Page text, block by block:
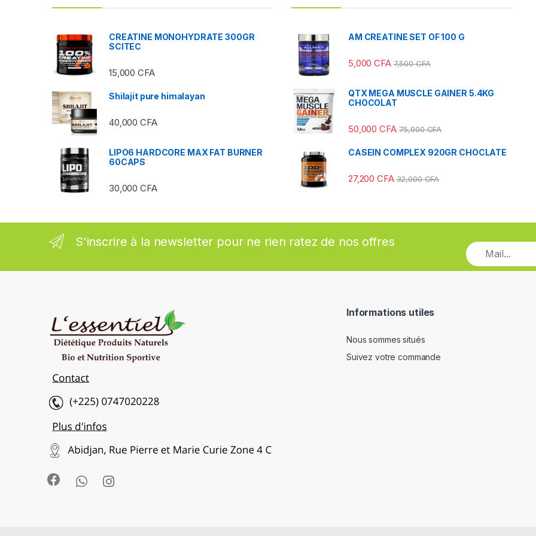
l
CREATINE MONOHYDRATE 300GR
SCITEC
15,000CFA
Shilajit pure himalayan
40,000CFA
LIPO6 HARDCORE MAX FAT BURNER
60CAPS
30,000CFA
AM CREATINE SET OF 100 G
5,000CFA 7,500CFA
QTX MEGA MUSCLE GAINER 5.4KG
CHOCOLAT
50,000CFA 75,000CFA
CASEIN COMPLEX 920GR CHOCLATE
27,200CFA 32,000CFA
S'inscrire à la newsletter pour ne rien ratez de nos offres
Informations utiles
Nous sommes situés
Suivez votre commande